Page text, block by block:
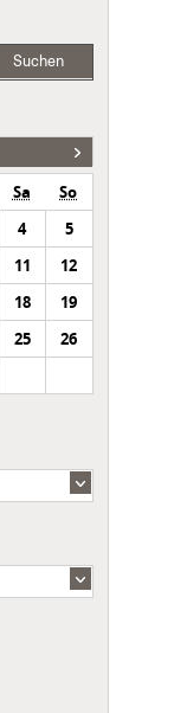
Suchen
Sa
So
4
5
11
12
18
19
25
26